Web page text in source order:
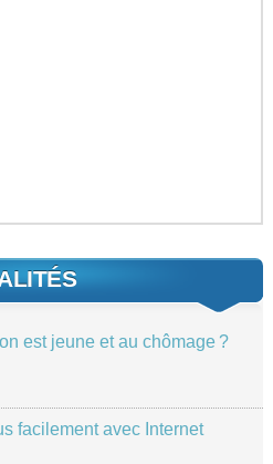
est jeune et au chômage ?
facilement avec Internet